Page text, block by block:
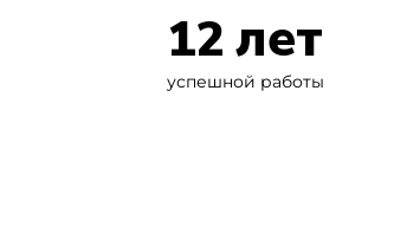
12 лет
успешной работы